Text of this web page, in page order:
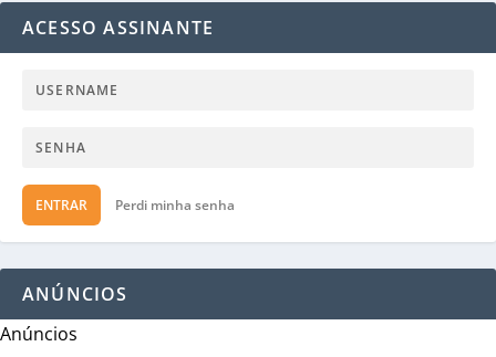
ACESSO ASSINANTE
ENTRAR Perdi minha senha
ANÚNCIOS
Anúncios